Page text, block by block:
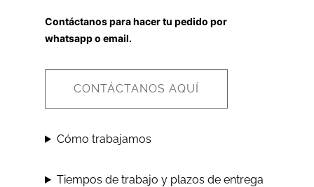
Contáctanos para hacer tu pedido por
whatsapp o email.
CONTÁCTANOS AQUÍ
Cómo trabajamos
Tiempos de trabajo y plazos de entrega